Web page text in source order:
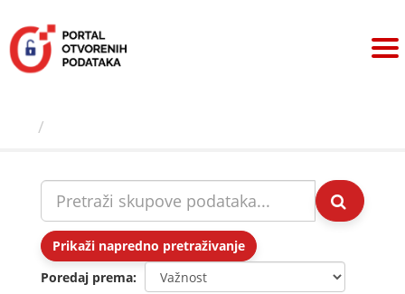
sadržaj
Prikaži napredno pretraživanje
Poredaj prema